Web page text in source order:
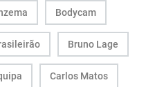
Bodycam
Bruno Lage
Carlos Matos